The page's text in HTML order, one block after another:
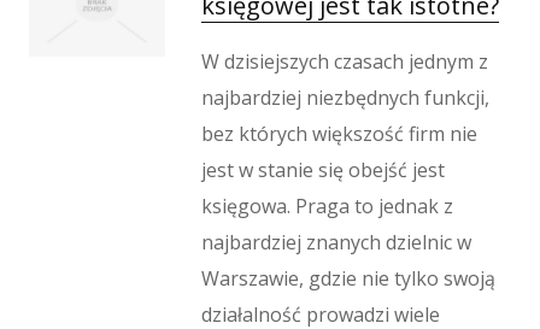
Wypoczynek
Kondycja
Dietetyka, Odchudzanie
Kosmetyki
Leczenie
Salony Kosmetyczne
Sprzęt Medyczny
Oprogramowanie
Oprogramowanie
W dzisiejszych czasach jednym z
najbardziej niezbędnych funkcji,
bez których większość firm nie
jest w stanie się obejść jest
księgowa. Praga to jednak z
najbardziej znanych dzielnic w
Warszawie, gdzie nie tylko swoją
działalność prowadzi wiele